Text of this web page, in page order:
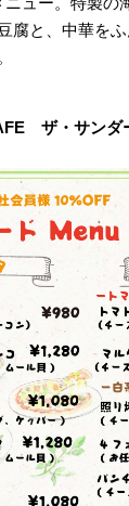
腐と、中華を
ザ・サンダ